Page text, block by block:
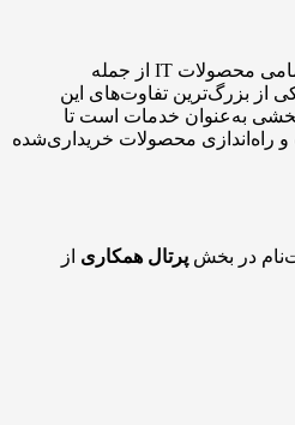
جانبی پی‌سی، مرجع فروش تمامی محصولات IT از جمله
از بزرگ‌ترین تفاوت‌های این
به‌عنوان خدمات است تا
و راه‌اندازی محصولات خریداری‌شده
در بخش پرتال همکاری از